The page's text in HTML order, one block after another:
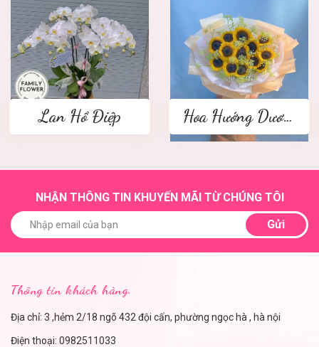
Lan Hồ Điệp Hoa Hướng Dương
NHẬN THÔNG TIN KHUYẾN MÃI TỪ CHÚNG TÔI
Gửi
Thông tin khách hàng.
Địa chỉ: 3 ,hẻm 2/18 ngõ 432 đội cấn, phường ngọc hà , hà nội
Điện thoại: 0982511033